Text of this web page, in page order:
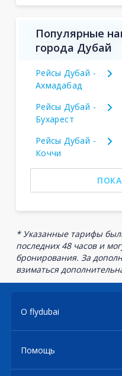
Популярные
города Дубай
Рейсы Дубай -
Ахмадабад
Рейсы Дубай -
Бухарест
Рейсы Дубай -
Коччи
* Указанные тарифы
последних 48 часов и
бронирования. За
взиматься
О flydubai
Помощь